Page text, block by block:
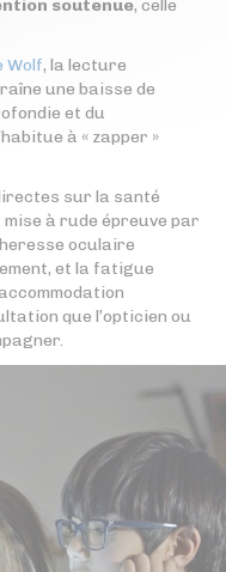
soutenue, celle
Wolf, la lecture
une baisse de
et du
à « zapper »
sur la santé
à rude épreuve par
oculaire
et la fatigue
que l’opticien ou